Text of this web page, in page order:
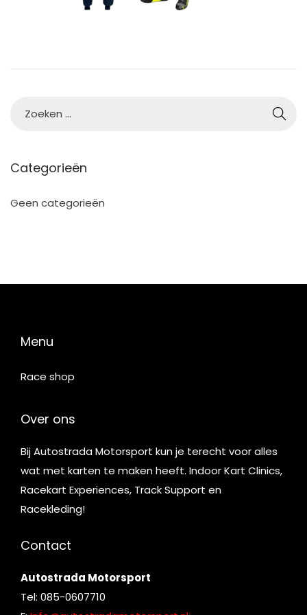
Categorieën
Geen categorieën
Menu
Race shop
Over ons
Bij Autostrada Motorsport kun je terecht voor alles
wat met karten te maken heeft. Indoor Kart Clinics,
Racekart Experiences, Track Support en
Racekleding!
Contact
Autostrada Motorsport
Tel: 085-0607710